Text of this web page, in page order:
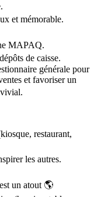
et mémorable.
MAPAQ.
de caisse.
générale pour
et favoriser un
restaurant,
les autres.
un atout 🌎